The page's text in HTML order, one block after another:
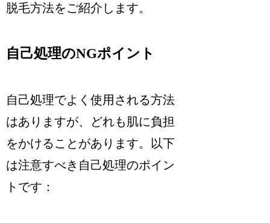
脱毛方法をご紹介します。
自己処理のNGポイント
自己処理でよく使用される方法
はありますが、どれも肌に負担
をかけることがあります。以下
は注意すべき自己処理のポイン
トです：